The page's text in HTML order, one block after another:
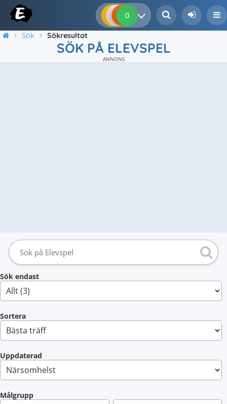
0 0 0
Sök Sökresultat
SÖK PÅ ELEVSPEL
ANNONS
Sök endast
Sortera
Uppdaterad
Målgrupp